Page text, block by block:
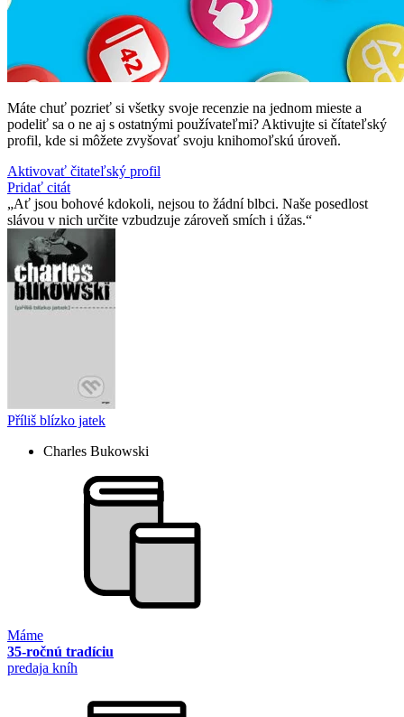
Máte chuť pozrieť si všetky svoje recenzie na jednom mieste a
podeliť sa o ne aj s ostatnými používateľmi? Aktivujte si čítateľský
profil, kde si môžete zvyšovať svoju knihomoľskú úroveň.
Aktivovať čitateľský profil
Pridať citát
Ať jsou bohové kdokoli, nejsou to žádní blbci. Naše posedlost
slávou v nich určite vzbudzuje zároveň smích i úžas.
Příliš blízko jatek
Charles Bukowski
Máme
35-ročnú tradíciu
predaja kníh